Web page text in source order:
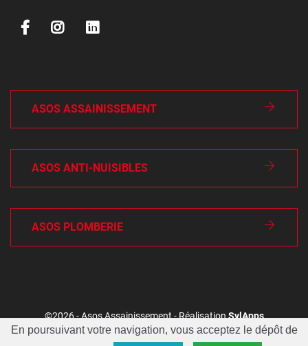
En poursuivant votre navigation, vous acceptez le dépôt de
ASOS ASSAINISSEMENT
ASOS ANTI-NUISIBLES
ASOS PLOMBERIE
©2026 - Asos Assainissement - RéalisationSylApps
Conditions générales